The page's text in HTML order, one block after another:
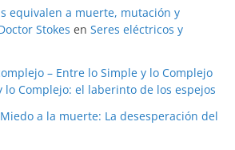
equivalen a muerte, mutación y
Stokes en Seres eléctricos y
– Entre lo Simple y lo Complejo
lo Complejo: el laberinto de los espejos
Miedo a la muerte: La desesperación del